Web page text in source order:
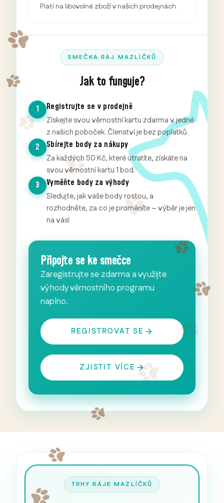
Platí na libovolné zboží v našich prodejnách.
SMEČKA RÁJ MAZLÍČKŮ
Jak to funguje?
1 Registrujte se v prodejně
Získejte svou věrnostní kartu zdarma v jedné
z našich poboček. Členství je bez poplatků.
2
Sbírejte body za nákupy
Za každých 50 Kč, které utratíte, získáte na
svou věrnostní kartu 1 bod.
3
Vyměňte body za výhody
Sledujte, jak vaše body rostou, a
rozhodněte, za co je proměníte – výběr je jen
na vás!
Připojte se ke smečce
Zaregistrujte se zdarma a využijte
výhody věrnostního programu
naplno.
REGISTROVAT SE
ZJISTIT VÍCE
TRHY RÁJE MAZLÍČKŮ